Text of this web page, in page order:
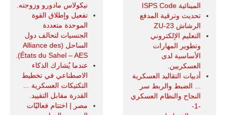
المينائية ISPS Code
تحديث وترقية المدفع
الرشاش ZU-23
التعليم الإلكتروني
وتطوير المهارات
الأساسية لدى
العسكريين.
أدبيات التقاليد العسكرية
... الضبط والربط سر
النجاح والنظام العسكري
-1-
نيكولاس مادورو وزوجته.
تفعيل وإطلاق القوة
الموحدة متعددة
الجنسيات لتحالف دول
الساحل (Alliance des
États du Sahel – AES).
عندما يُشارك الذكاء
الاصطناعي في تخطيط
التكتيكات العسكرية ...
القدرة مقابل التقييد.
مصر | اختتام فعاليّات